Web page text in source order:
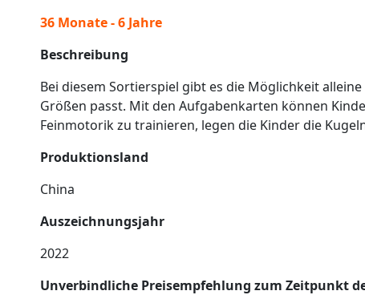
36 Monate - 6 Jahre
Beschreibung
Bei diesem Sortierspiel gibt es die Möglichkeit
Größen passt. Mit den Aufgabenkarten können
Feinmotorik zu trainieren, legen die Kinder die
Produktionsland
China
Auszeichnungsjahr
2022
Unverbindliche Preisempfehlung zum Zeitpunkt